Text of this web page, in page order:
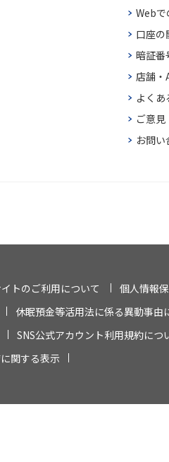
Webで
口座の
暗証番
店舗・
よく
ご意
お問い
トのご利用について
個人情報
休眠預金等活用法に係る異動事由
SNS公式アカウント利用規約につ
関する表示